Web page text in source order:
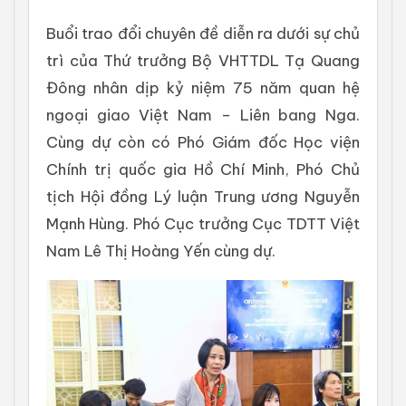
Buổi trao đổi chuyên đề diễn ra dưới sự chủ
trì của Thứ trưởng Bộ VHTTDL Tạ Quang
Đông nhân dịp kỷ niệm 75 năm quan hệ
ngoại giao Việt Nam – Liên bang Nga.
Cùng dự còn có Phó Giám đốc Học viện
Chính trị quốc gia Hồ Chí Minh, Phó Chủ
tịch Hội đồng Lý luận Trung ương Nguyễn
Mạnh Hùng. Phó Cục trưởng Cục TDTT Việt
Nam Lê Thị Hoàng Yến cùng dự.